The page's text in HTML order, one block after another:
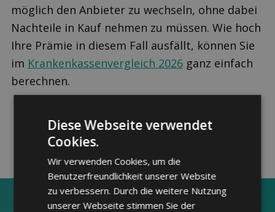
möglich den Anbieter zu wechseln, ohne dabei
Nachteile in Kauf nehmen zu müssen. Wie hoch
Ihre Prämie in diesem Fall ausfällt, können Sie
im Krankenkassenvergleich 2026 ganz einfach
berechnen.
Diese Webseite verwendet
Cookies.
Wir verwenden Cookies, um die
Benutzerfreundlichkeit unserer Website
zu verbessern. Durch die weitere Nutzung
unserer Webseite stimmen Sie der